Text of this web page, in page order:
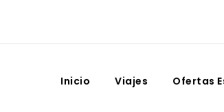
Inicio Viajes Ofertas